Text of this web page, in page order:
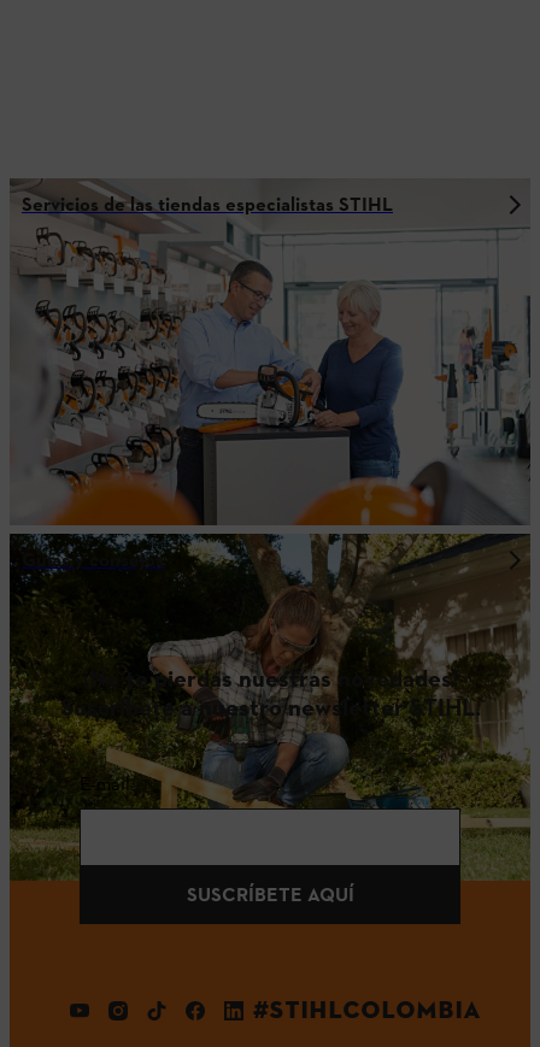
Servicios de las tiendas especialistas STIHL
Guías y consejos
¡No te pierdas nuestras novedades!
Suscríbete a nuestro newsletter STIHL.
E-mail
SUSCRÍBETE AQUÍ
#STIHLCOLOMBIA